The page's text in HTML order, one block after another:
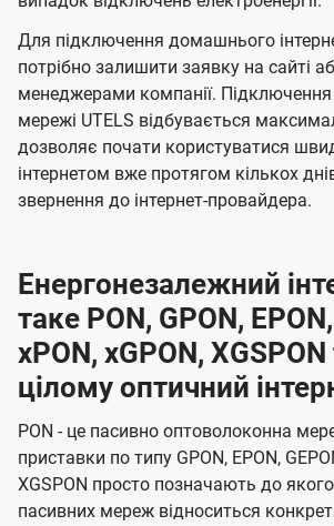
Для підключення домашнього
потрібно залишити заявку на сайті
менеджерами компанії.
мережі UTELS відбувається
дозволяє почати користуватися
інтернетом вже протягом кількох
звернення до інтернет-провайдера.
Енергонезалежний
таке PON, GPON,
xPON, xGPON, XGSPON
цілому оптичний
PON - це пасивно оптоволоконна
приставки по типу GPON, EPON,
XGSPON просто позначають до
пасивних мереж відноситься